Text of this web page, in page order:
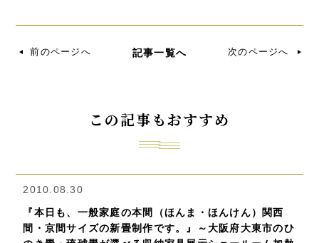
前のページへ 記事一覧へ 次のページへ
この記事もおすすめ
2010.08.30
『本日も、一般家庭の本間（ほんま・ほんけん）関西
間・京間サイズの新畳制作です。』～大阪府大東市のひ